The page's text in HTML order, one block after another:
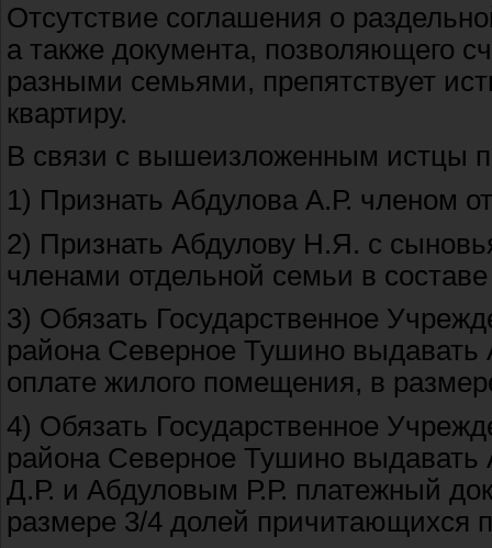
Отсутствие соглашения о
а также документа, позволяющего
разными семьями, препятствует
квартиру.
В связи с вышеизложенным истцы
1) Признать Абдулова А.Р. членом
2) Признать Абдулову Н.Я. с
членами отдельной семьи в составе
3) Обязать Государственное
района Северное Тушино выдавать
оплате жилого помещения, в
4) Обязать Государственное
района Северное Тушино
Д.Р. и Абдуловым Р.Р. платежный
размере 3/4 долей причитающихся